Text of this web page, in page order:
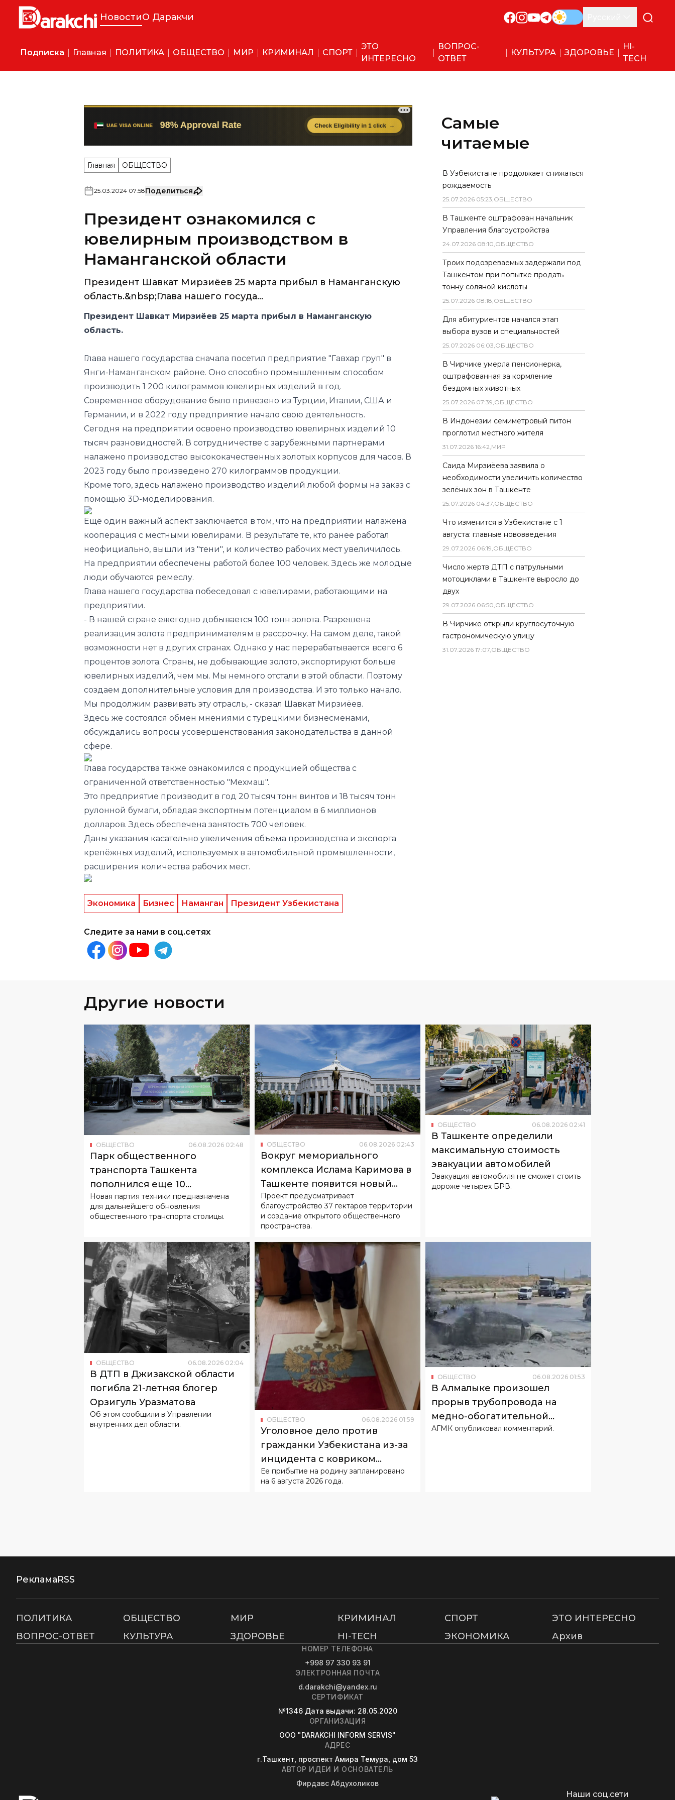
НовостиО Даракчи
Подписка Главная ПОЛИТИКА ОБЩЕСТВО МИР КРИМИНАЛ СПОРТ
ЭТО
ИНТЕРЕСНО
ВОПРОС-
ОТВЕТ
КУЛЬТУРА ЗДОРОВЬЕ
HI-
TECH
Главная ОБЩЕСТВО
25 03 2024 07:58Поделиться
Президент ознакомился с
ювелирным производством в
Наманганской области
Президент Шавкат Мирзиёев 25 марта прибыл в Наманганскую
область.&nbsp;Глава нашего госуда...
Президент Шавкат Мирзиёев 25 марта прибыл в Наманганскую
область.
Глава нашего государства сначала посетил предприятие "Гавхар груп" в
Янги-Наманганском районе. Оно способно промышленным способом
производить 1 200 килограммов ювелирных изделий в год.
Современное оборудование было привезено из Турции, Италии, США и
Германии, и в 2022 году предприятие начало свою деятельность.
Сегодня на предприятии освоено производство ювелирных изделий 10
тысяч разновидностей. В сотрудничестве с зарубежными партнерами
налажено производство высококачественных золотых корпусов для часов. В
2023 году было произведено 270 килограммов продукции.
Кроме того, здесь налажено производство изделий любой формы на заказ с
помощью 3D-моделирования.
Ещё один важный аспект заключается в том, что на предприятии налажена
кооперация с местными ювелирами. В результате те, кто ранее работал
неофициально, вышли из "тени", и количество рабочих мест увеличилось.
На предприятии обеспечены работой более 100 человек. Здесь же молодые
люди обучаются ремеслу.
Глава нашего государства побеседовал с ювелирами, работающими на
предприятии.
- В нашей стране ежегодно добывается 100 тонн золота. Разрешена
реализация золота предпринимателям в рассрочку. На самом деле, такой
возможности нет в других странах. Однако у нас перерабатывается всего 6
процентов золота. Страны, не добывающие золото, экспортируют больше
ювелирных изделий, чем мы. Мы немного отстали в этой области. Поэтому
создаем дополнительные условия для производства. И это только начало.
Мы продолжим развивать эту отрасль, - сказал Шавкат Мирзиёев.
Здесь же состоялся обмен мнениями с турецкими бизнесменами,
обсуждались вопросы усовершенствования законодательства в данной
сфере.
Глава государства также ознакомился с продукцией общества с
ограниченной ответственностью "Мехмаш".
Это предприятие производит в год 20 тысяч тонн винтов и 18 тысяч тонн
рулонной бумаги, обладая экспортным потенциалом в 6 миллионов
долларов. Здесь обеспечена занятость 700 человек.
Даны указания касательно увеличения объема производства и экспорта
крепёжных изделий, используемых в автомобильной промышленности,
расширения количества рабочих мест.
Экономика Бизнес Наманган Президент Узбекистана
Следите за нами в соц.сетях
Самые
читаемые
В Узбекистане продолжает снижаться
рождаемость
25.07.2026 05:23,ОБЩЕСТВО
В Ташкенте оштрафован начальник
Управления благоустройства
24.07.2026 08:10,ОБЩЕСТВО
Троих подозреваемых задержали под
Ташкентом при попытке продать
тонну соляной кислоты
25.07.2026 08:18,ОБЩЕСТВО
Для абитуриентов начался этап
выбора вузов и специальностей
25.07.2026 06:03,ОБЩЕСТВО
В Чирчике умерла пенсионерка,
оштрафованная за кормление
бездомных животных
25.07.2026 07:39,ОБЩЕСТВО
В Индонезии семиметровый питон
проглотил местного жителя
31.07.2026 16:42,МИР
Саида Мирзиёева заявила о
необходимости увеличить количество
зелёных зон в Ташкенте
25.07.2026 04:37,ОБЩЕСТВО
Что изменится в Узбекистане с 1
августа: главные нововведения
29.07.2026 06:19,ОБЩЕСТВО
Число жертв ДТП с патрульными
мотоциклами в Ташкенте выросло до
двух
29.07.2026 06:50,ОБЩЕСТВО
В Чирчике открыли круглосуточную
гастрономическую улицу
31.07.2026 17:07,ОБЩЕСТВО
Другие новости
ОБЩЕСТВО 06.08.2026 02:48
Парк общественного
транспорта Ташкента
пополнился еще 10
китайскими электробусами
Новая партия техники предназначена
для дальнейшего обновления
общественного транспорта столицы.
ОБЩЕСТВО 06.08.2026 02:43
Вокруг мемориального
комплекса Ислама Каримова в
Ташкенте появится новый
городской парк
Проект предусматривает
благоустройство 37 гектаров территории
и создание открытого общественного
пространства.
ОБЩЕСТВО 06.08.2026 02:41
В Ташкенте определили
максимальную стоимость
эвакуации автомобилей
Эвакуация автомобиля не сможет стоить
дороже четырех БРВ.
ОБЩЕСТВО 06.08.2026 02:04
В ДТП в Джизакской области
погибла 21-летняя блогер
Орзигуль Уразматова
Об этом сообщили в Управлении
внутренних дел области.
ОБЩЕСТВО 06.08.2026 01:59
Уголовное дело против
гражданки Узбекистана из-за
инцидента с ковриком
возбуждать не будут
Ее прибытие на родину запланировано
на 6 августа 2026 года.
ОБЩЕСТВО 06.08.2026 01:53
В Алмалыке произошел
прорыв трубопровода на
медно-обогатительной
фабрике
АГМК опубликовал комментарий.
РекламаRSS
ПОЛИТИКА ОБЩЕСТВО МИР КРИМИНАЛ СПОРТ
ЭТО ИНТЕРЕСНО
ВОПРОС-ОТВЕТ
КУЛЬТУРА ЗДОРОВЬЕ HI-TECH ЭКОНОМИКА Архив
НОМЕР ТЕЛЕФОНА
+998 97 330 93 91
ЭЛЕКТРОННАЯ ПОЧТА
d.darakchi@yandex.ru
СЕРТИФИКАТ
№1346 Дата выдачи: 28.05.2020
ОРГАНИЗАЦИЯ
OOO "DARAKCHI INFORM SERVIS"
АДРЕС
г.Ташкент, проспект Амира Темура, дом 53
АВТОР ИДЕИ И ОСНОВАТЕЛЬ
Фирдавс Абдухоликов
Наши соц.сети